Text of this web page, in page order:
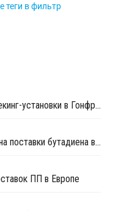
теги в фильтр
TotalEnergies возобновила работу крекинг-установки в Гонфревиле
TotalEnergies объявила форс-мажор на поставки бутадиена во Франции
ПП в Европе